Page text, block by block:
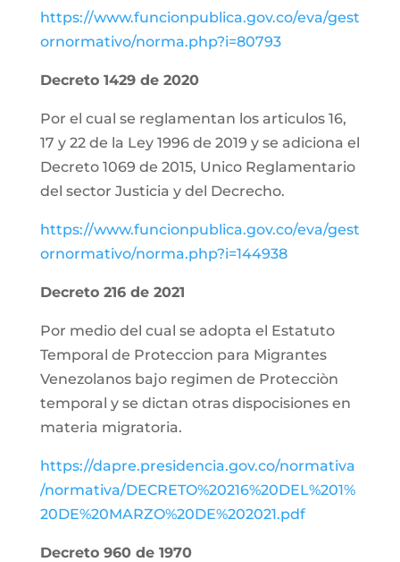
https://www.funcionpublica.gov.co/eva/gest
ornormativo/norma.php?i=80793
Decreto 1429 de 2020
Por el cual se reglamentan los articulos 16,
17 y 22 de la Ley 1996 de 2019 y se adiciona el
Decreto 1069 de 2015, Unico Reglamentario
del sector Justicia y del Decrecho.
https://www.funcionpublica.gov.co/eva/gest
ornormativo/norma.php?i=144938
Decreto 216 de 2021
Por medio del cual se adopta el Estatuto
Temporal de Proteccion para Migrantes
Venezolanos bajo regimen de Protecciòn
temporal y se dictan otras dispocisiones en
materia migratoria.
https://dapre.presidencia.gov.co/normativa
/normativa/DECRETO%20216%20DEL%201%
20DE%20MARZO%20DE%202021.pdf
Decreto 960 de 1970